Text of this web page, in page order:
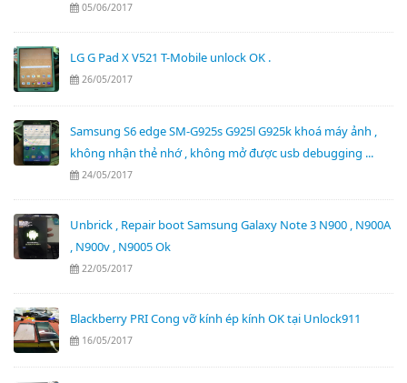
05/06/2017
LG G Pad X V521 T-Mobile unlock OK .
26/05/2017
Samsung S6 edge SM-G925s G925l G925k khoá máy ảnh ,
không nhận thẻ nhớ , không mở được usb debugging ...
24/05/2017
Unbrick , Repair boot Samsung Galaxy Note 3 N900 , N900A
, N900v , N9005 Ok
22/05/2017
Blackberry PRI Cong vỡ kính ép kính OK tại Unlock911
16/05/2017